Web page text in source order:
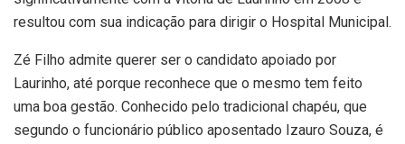
resultou com sua indicação para dirigir o Hospital Municipal.
Zé Filho admite querer ser o candidato apoiado por
Laurinho, até porque reconhece que o mesmo tem feito
uma boa gestão. Conhecido pelo tradicional chapéu, que
segundo o funcionário público aposentado Izauro Souza, é